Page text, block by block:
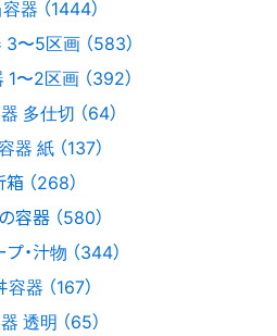
器 （1444）
〜5区画 （583）
〜2区画 （392）
多仕切 （64）
器 紙 （137）
（268）
容器 （580）
・汁物 （344）
器 （167）
透明 （65）